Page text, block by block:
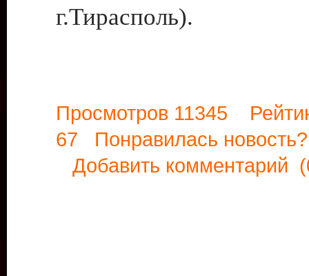
г.Тирасполь).
Просмотров 11345
67 Понравилась
Добавить комментарий